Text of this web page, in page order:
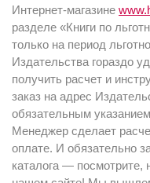
Интернет-магазине
разделе «Книги по
только на период
Издательства гораздо
получить расчет и
заказ на адрес
обязательным
Менеджер сделает
оплате. И обязательно
каталога — посмотрите,